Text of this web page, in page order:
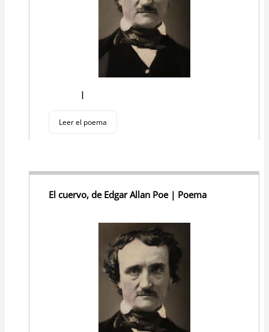
I
Leer el poema
El cuervo, de Edgar Allan Poe | Poema